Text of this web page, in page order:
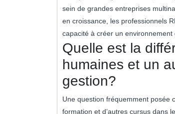
sein de grandes entreprises
en croissance, les professionnels
capacité à créer un
Quelle est la
humaines et un
gestion?
Une question fréquemment posée
formation et d’autres cursus dans